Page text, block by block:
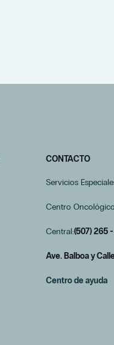
CONTACTO
Servicios
Centro
Central:(507) 265
Ave. Balboa y
Centro de ayuda